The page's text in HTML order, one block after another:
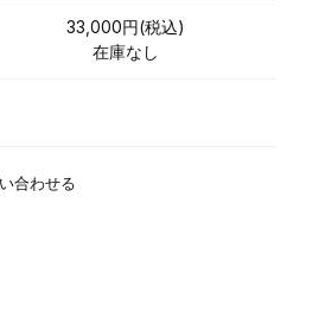
33,000円(税込)
在庫なし
合わせる